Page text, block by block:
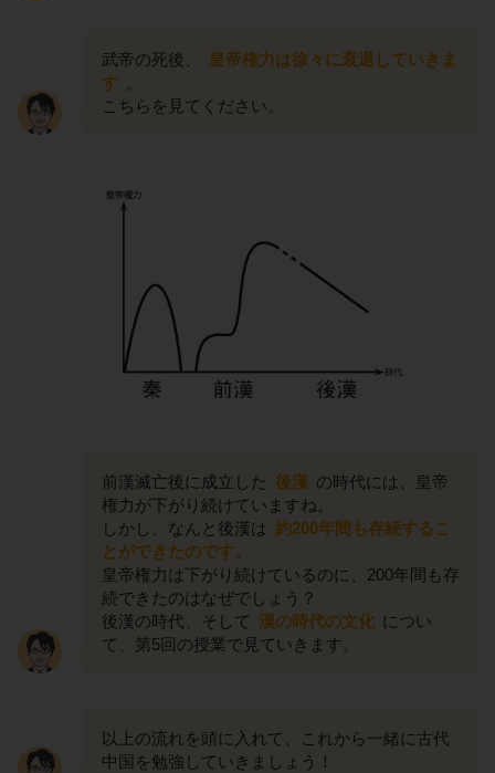
武帝の死後、
皇帝権力は徐々に衰退していきま
す
こちらを見てください。
前漢滅亡後に成立した 後漢 の時代には、皇帝
権力が下がり続けていますね。
しかし、なんと後漢は 約200年間も存続するこ
とができたのです。
皇帝権力は下がり続けているのに、200年間も存
続できたのはなぜでしょう？
後漢の時代、そして 漢の時代の文化 につい
て、第5回の授業で見ていきます。
以上の流れを頭に入れて、これから一緒に古代
中国を勉強していきましょう！